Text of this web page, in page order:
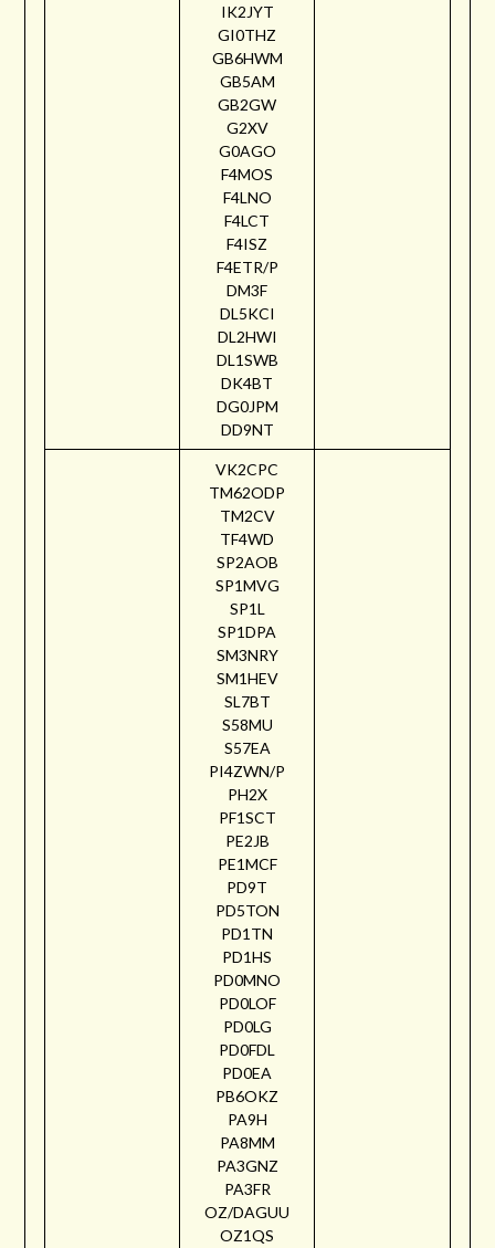
IK2JYT
GI0THZ
GB6HWM
GB5AM
GB2GW
G2XV
G0AGO
F4MOS
F4LNO
F4LCT
F4ISZ
F4ETR/P
DM3F
DL5KCI
DL2HWI
DL1SWB
DK4BT
DG0JPM
DD9NT
VK2CPC
TM62ODP
TM2CV
TF4WD
SP2AOB
SP1MVG
SP1L
SP1DPA
SM3NRY
SM1HEV
SL7BT
S58MU
S57EA
PI4ZWN/P
PH2X
PF1SCT
PE2JB
PE1MCF
PD9T
PD5TON
PD1TN
PD1HS
PD0MNO
PD0LOF
PD0LG
PD0FDL
PD0EA
PB6OKZ
PA9H
PA8MM
PA3GNZ
PA3FR
OZ/DAGUU
OZ1QS